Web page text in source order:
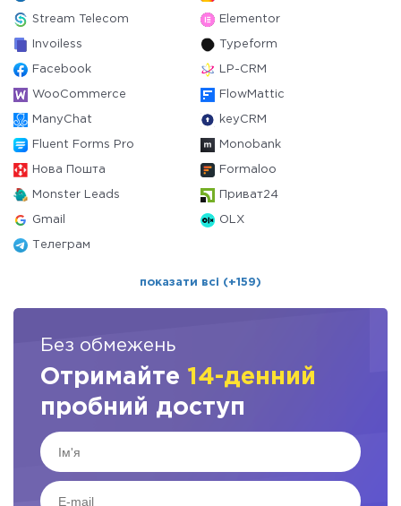
Stream Telecom Elementor
Invoiless Typeform
Facebook LP-CRM
WooCommerce FlowMattic
ManyChat keyCRM
Fluent Forms Pro Monobank
Нова Пошта Formaloo
Monster Leads Приват24
Gmail OLX
Телеграм
показати всі (+159)
Без обмежень
Отримайте 14-денний
пробний доступ